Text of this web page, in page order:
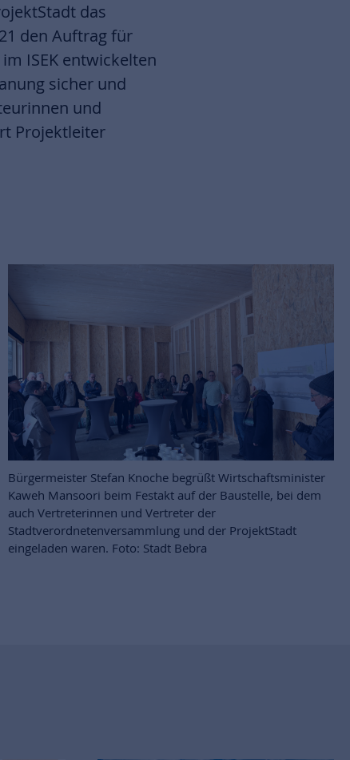
das
den Auftrag für
ISEK entwickelten
sicher und
und
Projektleiter
Bürgermeister Stefan Knoche begrüßt Wirtschaftsminister
Kaweh Mansoori beim Festakt auf der Baustelle, bei dem
auch Vertreterinnen und Vertreter der
Stadtverordnetenversammlung und der ProjektStadt
eingeladen waren. Foto: Stadt Bebra